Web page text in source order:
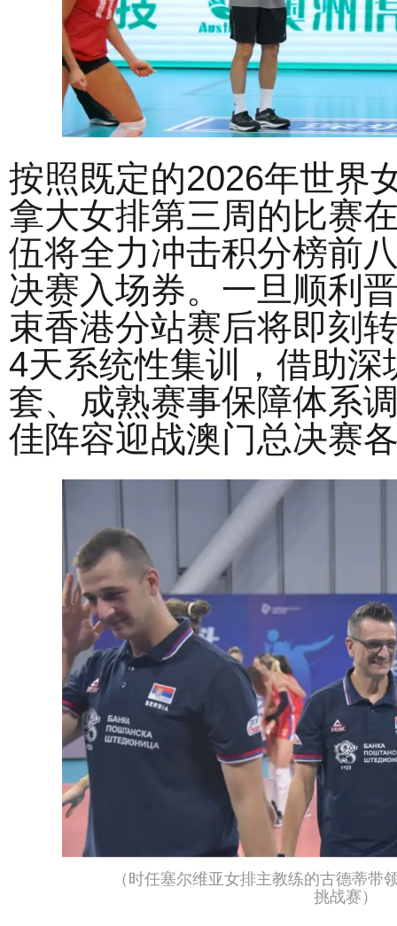
按照既定的2026年世界
拿大女排第三周的比赛
伍将全力冲击积分榜前
决赛入场券。一旦顺利
束香港分站赛后将即刻
4天系统性集训，借助深
套、成熟赛事保障体系
佳阵容迎战澳门总决赛
（时任塞尔维亚女排主教练的古德蒂带
挑战赛）